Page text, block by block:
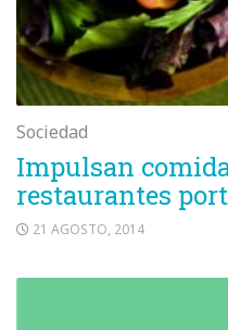
Sociedad
Impulsan
restaurantes
21 AGOSTO, 2014